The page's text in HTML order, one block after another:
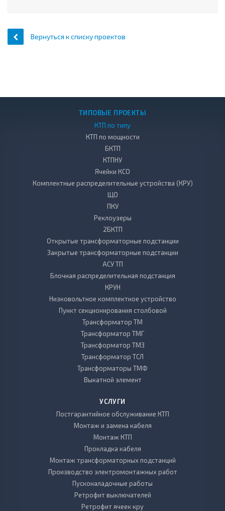
Вернуться к списку проектов
ТИПОВЫЕ ПРОЕКТЫ
КТП по типу
КТП по мощности
БКТП
КТПНУ
Ячейки КСО
Комплектные распределительные устройства (КРУ)
ЩО
ПКУ
Реклоузеры
2БКТП
Открытые трансформаторные подстанции
Закрытые трансформаторные подстанции
АСУ ТП
Блочная распределительная подстанция
КРУН
Низковольтное комплектное устройство
Пункт секционирования столбовой
Трансформатор ТМ
Трансформатор ТМГ
Трансформатор ТМЗ
Трансформатор ТСЛ
Трансформаторы ТМФ
Выкатной элемент
УСЛУГИ
Постгарантийное обслуживание КТП
Монтаж и замена кабеля
Монтаж КТП
Прокладка кабеля
Монтаж трансформаторных подстанций
Производство электромонтажных работ
Пусконаладочные работы
Ретрофит выключателей
Ретрофит ячеек кру